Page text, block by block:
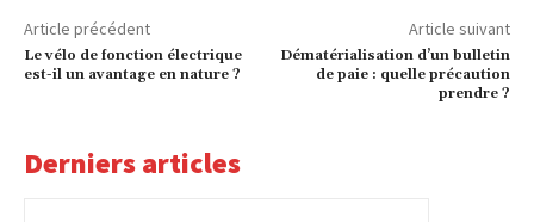
Article précédent
Le vélo de fonction électrique
est-il un avantage en nature ?
Article suivant
Dématérialisation d’un bulletin
de paie : quelle précaution
prendre ?
Derniers articles